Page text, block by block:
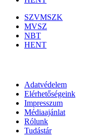
SZVMSZK
MVSZ
NBT
HENT
Adatvédelem
Elérhetőségeink
Impresszum
Médiaajánlat
Rólunk
Tudástár